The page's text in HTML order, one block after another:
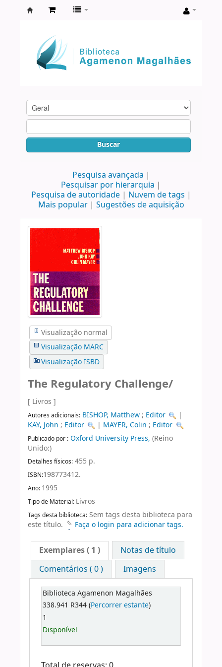
Agamenon
Magalhães
Buscar
Pesquisa avançada
Pesquisar por hierarquia
Pesquisa de autoridade
Nuvem de tags
Mais popular
Sugestões de aquisição
Visualização normal
Visualização MARC
Visualização ISBD
The Regulatory Challenge/
[ Livros ]
Autores adicionais: BISHOP, Matthew; Editor
|
KAY, John ; Editor | MAYER, Colin ; Editor
Publicado por : Oxford University Press, (Reino
Unido:)
Detalhes físicos: 455 p.
ISBN:198773412.
Ano: 1995
Tipo de Material: Livros
Tags desta biblioteca: Sem tags desta biblioteca para
este título.
Faça o login para adicionar tags.
Exemplares( 1 )
Notas de título
Comentários ( 0 )
Imagens
Biblioteca Agamenon Magalhães
338.941 R344 (Percorrer estante)
1
Disponível